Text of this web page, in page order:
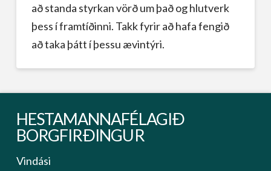
að standa styrkan vörð um það og hlutverk
þess í framtíðinni. Takk fyrir að hafa fengið
að taka þátt í þessu ævintýri.
HESTAMANNAFÉLAGIÐ
BORGFIRÐINGUR
Vindási